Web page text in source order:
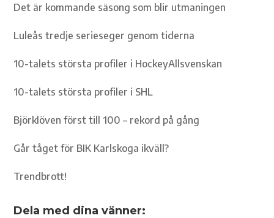
Det är kommande säsong som blir utmaningen
Luleås tredje serieseger genom tiderna
10-talets största profiler i HockeyAllsvenskan
10-talets största profiler i SHL
Björklöven först till 100 – rekord på gång
Går tåget för BIK Karlskoga ikväll?
Trendbrott!
Dela med dina vänner: